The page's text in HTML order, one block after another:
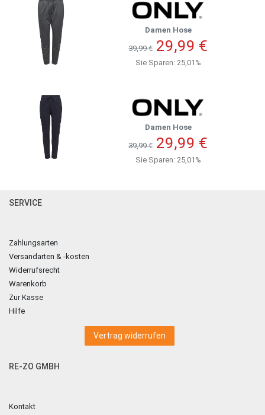
Damen Hose
39,99 € 29,99 €
Sie Sparen: 25,01%
Damen Hose
39,99 € 29,99 €
Sie Sparen: 25,01%
SERVICE
Zahlungsarten
Versandarten & -kosten
Widerrufsrecht
Warenkorb
Zur Kasse
Hilfe
Vertrag widerrufen
RE-ZO GMBH
Kontakt